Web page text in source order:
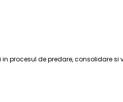
procesul de predare, consolidare si